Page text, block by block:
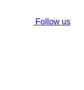
Follow us